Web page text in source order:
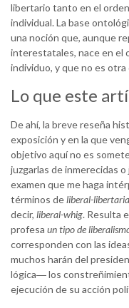
libertario tanto en el
individual. La base
una noción que, aunque
interestatales, nace en el
individuo, y que no es otra
Lo que este
De ahí, la breve reseña
exposición y en la que
objetivo aquí no es
juzgarlas de inmerecidas
examen que me haga
términos deliberal-
decir, liberal-whig. Resulta
profesa untipode
corresponden con las
muchos harán del
lógica― los
ejecución de su acción